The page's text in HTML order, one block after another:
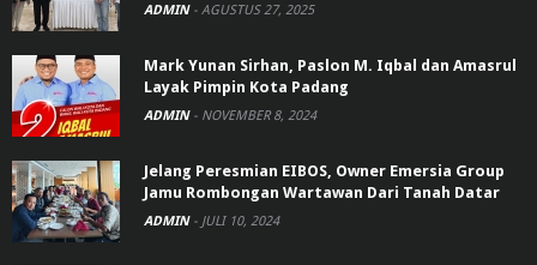
ADMIN - AGUSTUS 27, 2025
Mark Yunan Sirhan, Paslon M. Iqbal dan Amasrul
Layak Pimpin Kota Padang
ADMIN - NOVEMBER 8, 2024
Jelang Peresmian EIBOS, Owner Emersia Group
Jamu Rombongan Wartawan Dari Tanah Datar
ADMIN - JULI 10, 2024